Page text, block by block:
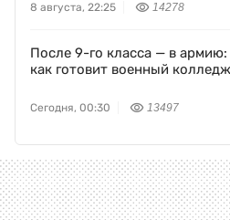
8 августа, 22:25 14278
После 9-го класса — в армию:
как готовит военный колледж
Сегодня, 00:30 13497